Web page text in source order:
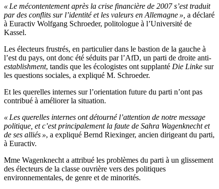
« Le mécontentement après la crise financière de 2007 s’est traduit
par des conflits sur l’identité et les valeurs en Allemagne », a déclaré
à Euractiv Wolfgang Schroeder, politologue à l’Université de
Kassel.
Les électeurs frustrés, en particulier dans le bastion de la gauche à
l’est du pays, ont donc été séduits par l’AfD, un parti de droite anti-
establishment, tandis que les écologistes ont supplanté Die Linke sur
les questions sociales, a expliqué M. Schroeder.
Et les querelles internes sur l’orientation future du parti n’ont pas
contribué à améliorer la situation.
« Les querelles internes ont détourné l’attention de notre message
politique, et c’est principalement la faute de Sahra Wagenknecht et
de ses alliés », a expliqué Bernd Riexinger, ancien dirigeant du parti,
à Euractiv.
Mme Wagenknecht a attribué les problèmes du parti à un glissement
des électeurs de la classe ouvrière vers des politiques
environnementales, de genre et de minorités.